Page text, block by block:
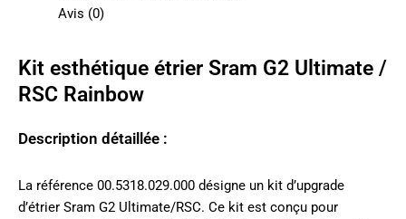
Avis (0)
Kit esthétique étrier Sram G2 Ultimate /
RSC Rainbow
Description détaillée :
La référence 00.5318.029.000 désigne un kit d’upgrade
d’étrier Sram G2 Ultimate/RSC. Ce kit est conçu pour